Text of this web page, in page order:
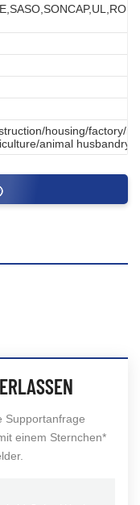
housing/factory/
animal husbandry
Supportanfrage
einem Sternchen*